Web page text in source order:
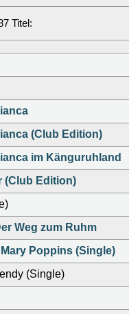
Titel:
(Club Edition)
im Känguruhland
(Club Edition)
Weg zum Ruhm
Poppins (Single)
(Single)